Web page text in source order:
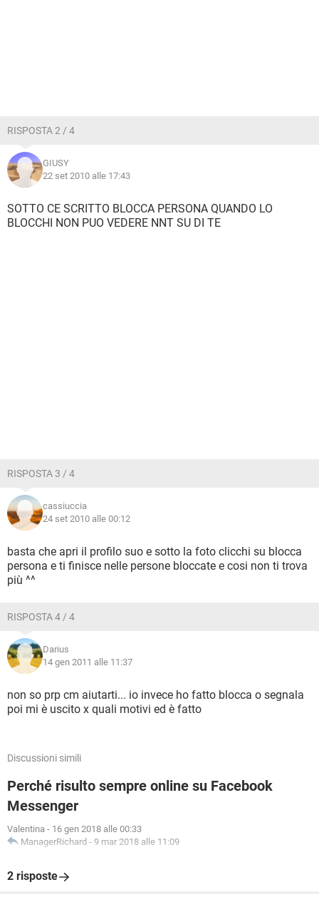
RISPOSTA 2 / 4
GIUSY
22 set 2010 alle 17:43
SOTTO CE SCRITTO BLOCCA PERSONA QUANDO LO
BLOCCHI NON PUO VEDERE NNT SU DI TE
RISPOSTA 3 / 4
cassiuccia
24 set 2010 alle 00:12
basta che apri il profilo suo e sotto la foto clicchi su blocca
persona e ti finisce nelle persone bloccate e cosi non ti trova
più ^^
RISPOSTA 4 / 4
Darius
14 gen 2011 alle 11:37
non so prp cm aiutarti... io invece ho fatto blocca o segnala
poi mi è uscito x quali motivi ed è fatto
Discussioni simili
Perché risulto sempre online su Facebook
Messenger
Valentina - 16 gen 2018 alle 00:33
ManagerRichard - 9 mar 2018 alle 11:09
2 risposte